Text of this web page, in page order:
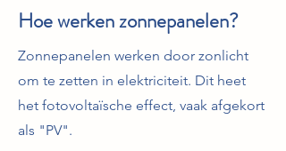
Hoe werken zonnepanelen?
Zonnepanelen werken door zonlicht
om te zetten in elektriciteit. Dit heet
het fotovoltaïsche effect, vaak afgekort
als "PV".